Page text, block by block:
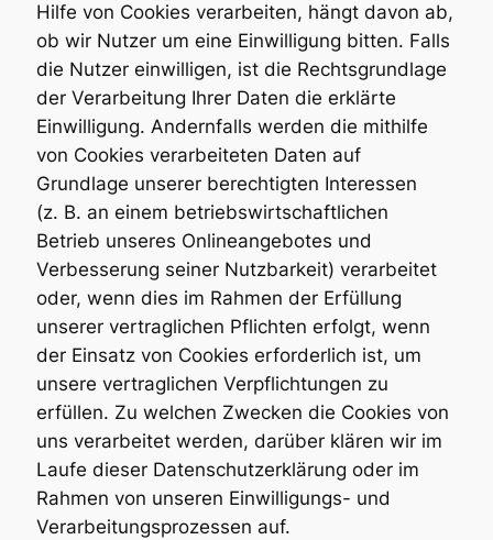
Hilfe von Cookies verarbeiten, hängt davon ab,
ob wir Nutzer um eine Einwilligung bitten. Falls
die Nutzer einwilligen, ist die Rechtsgrundlage
der Verarbeitung Ihrer Daten die erklärte
Einwilligung. Andernfalls werden die mithilfe
von Cookies verarbeiteten Daten auf
Grundlage unserer berechtigten Interessen
(z. B. an einem betriebswirtschaftlichen
Betrieb unseres Onlineangebotes und
Verbesserung seiner Nutzbarkeit) verarbeitet
oder, wenn dies im Rahmen der Erfüllung
unserer vertraglichen Pflichten erfolgt, wenn
der Einsatz von Cookies erforderlich ist, um
unsere vertraglichen Verpflichtungen zu
erfüllen. Zu welchen Zwecken die Cookies von
uns verarbeitet werden, darüber klären wir im
Laufe dieser Datenschutzerklärung oder im
Rahmen von unseren Einwilligungs- und
Verarbeitungsprozessen auf.